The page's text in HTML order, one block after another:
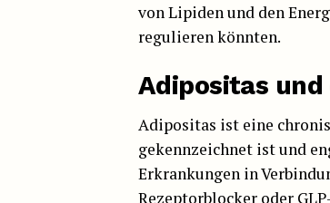
von Lipiden und den
regulieren könnten.
Adipositas
Adipositas ist eine
gekennzeichnet ist und
Erkrankungen in
Rezeptorblocker oder